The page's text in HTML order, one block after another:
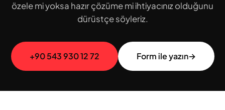
özele mi yoksa hazır çözüme mi ihtiyacınız olduğunu
dürüstçe söyleriz.
+90 543 930 12 72 Form ile yazın→